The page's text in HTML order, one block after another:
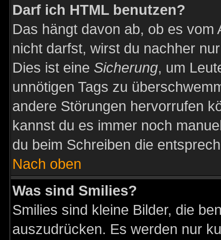
Darf ich HTML benutzen?
Das hängt davon ab, ob es
nicht darfst, wirst du nachher
Dies ist eine Sicherung, um
unnötigen Tags zu
andere Störungen hervorrufen
kannst du es immer noch
du beim Schreiben die
Nach oben
Was sind Smilies?
Smilies sind kleine Bilder, die
auszudrücken. Es werden nur